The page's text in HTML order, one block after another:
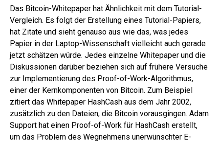
Das Bitcoin-Whitepaper hat Ähnlichkeit mit dem Tutorial-
Vergleich. Es folgt der Erstellung eines Tutorial-Papiers,
hat Zitate und sieht genauso aus wie das, was jedes
Papier in der Laptop-Wissenschaft vielleicht auch gerade
jetzt schätzen würde. Jedes einzelne Whitepaper und die
Diskussionen darüber beziehen sich auf frühere Versuche
zur Implementierung des Proof-of-Work-Algorithmus,
einer der Kernkomponenten von Bitcoin. Zum Beispiel
zitiert das Whitepaper HashCash aus dem Jahr 2002,
zusätzlich zu den Dateien, die Bitcoin vorausgingen. Adam
Support hat einen Proof-of-Work für HashCash erstellt,
um das Problem des Wegnehmens unerwünschter E-